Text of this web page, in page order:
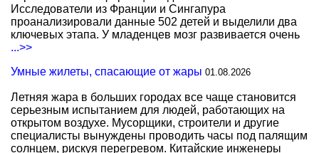
Исследователи из Франции и Сингапура
проанализировали данные 502 детей и выделили два
ключевых этапа. У младенцев мозг развивается очень
...>>
Умные жилеты, спасающие от жары 01.08.2026
Летняя жара в больших городах все чаще становится
серьезным испытанием для людей, работающих на
открытом воздухе. Мусорщики, строители и другие
специалисты вынуждены проводить часы под палящим
солнцем, рискуя перегревом. Китайские инженеры